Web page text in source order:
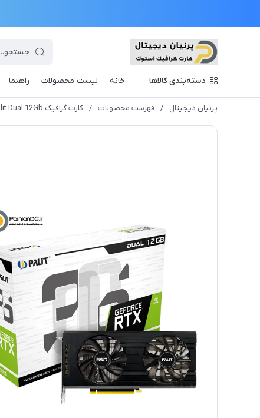
دسته‌بندی کالاها خانه لیست محصولات راهنما
پرنیان دیجیتال / فهرست محصولات / کارت گرافیک RTX 3060 Palit Dual 12Gb استوک + یک هفته مهلت تست